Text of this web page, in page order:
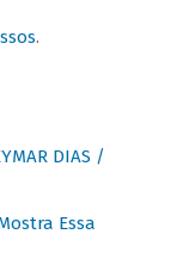
.
DIAS /
Essa